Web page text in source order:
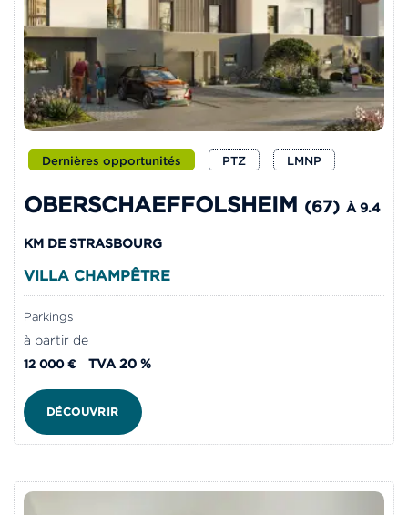
Dernières opportunités PTZ LMNP
OBERSCHAEFFOLSHEIM (67) À 9.4
KM DE STRASBOURG
VILLA CHAMPÊTRE
Parkings
à partir de
12 000 € TVA 20 %
DÉCOUVRIR